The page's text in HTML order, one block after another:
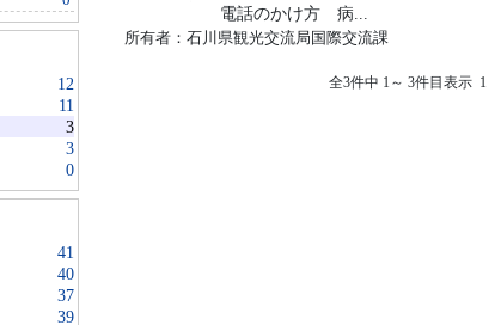
12
11
3
3
0
41
40
37
39
電話のかけ方 病...
所有者：石川県観光交流局国際交流課
全3件中 1～ 3件目表示 1